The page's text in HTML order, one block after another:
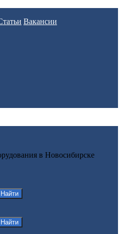
Вакансии
в Новосибирске